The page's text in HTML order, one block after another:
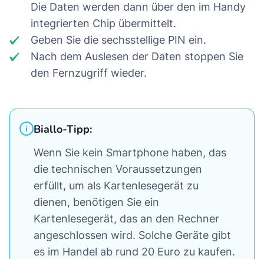
Die Daten werden dann über den im Handy
integrierten Chip übermittelt.
Geben Sie die sechsstellige PIN ein.
Nach dem Auslesen der Daten stoppen Sie
den Fernzugriff wieder.
Biallo-Tipp:
Wenn Sie kein Smartphone haben, das
die technischen Voraussetzungen
erfüllt, um als Kartenlesegerät zu
dienen, benötigen Sie ein
Kartenlesegerät, das an den Rechner
angeschlossen wird. Solche Geräte gibt
es im Handel ab rund 20 Euro zu kaufen.